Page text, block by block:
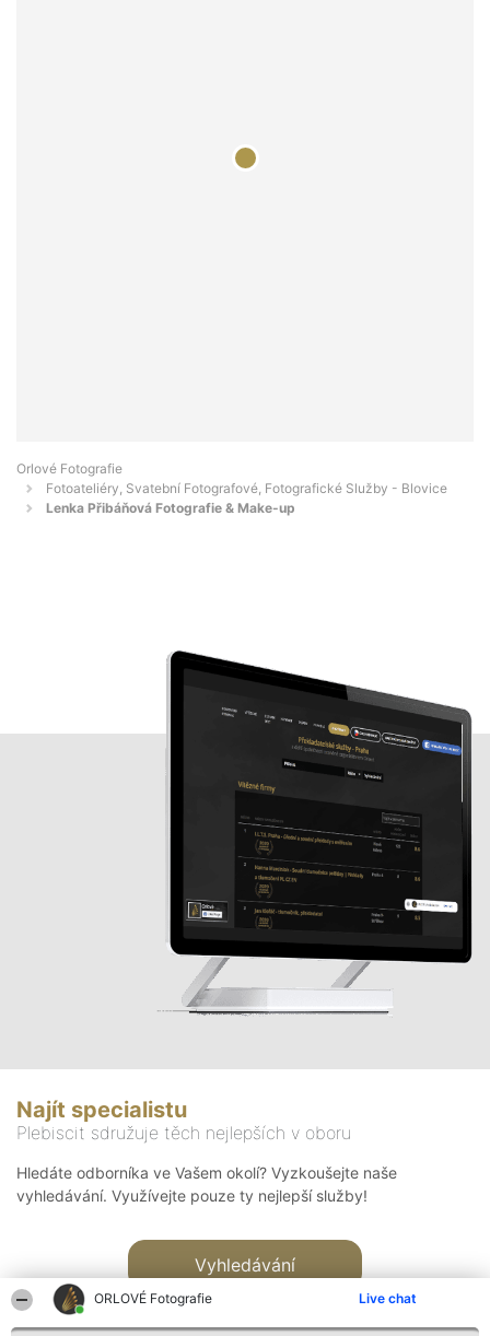
ORLOVÉ Fotografie Live chat
Orlové Fotografie
Fotoateliéry, Svatební Fotografové, Fotografické Služby - Blovice
Lenka Přibáňová Fotografie & Make-up
Najít specialistu
Plebiscit sdružuje těch nejlepších v oboru
Hledáte odborníka ve Vašem okolí? Vyzkoušejte naše
vyhledávání. Využívejte pouze ty nejlepší služby!
Vyhledávání